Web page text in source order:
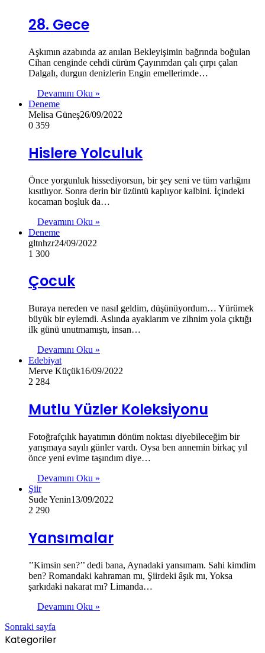
28. Gece
Aşkımın azabında az anılan Bekleyişimin bağrında boğulan
Cihan cenginde cehdi cürüm Çayırımdan çalı çırpı çalan
Dalgalı, durgun denizlerin Engin emellerimde…
Devamını Oku »
Deneme
Melisa Güneş26/09/2022
0 359
Hislere Yolculuk
Önce yorgunluk hissediyorsun, bir şey seni ve tüm varlığını
kısıtlıyor. Sonra derin bir üzüntü kaplıyor kalbini. İçindeki
kocaman boşluk da…
Devamını Oku »
Deneme
gltnhzr24/09/2022
1 300
Çocuk
Buraya nereden ve nasıl geldim, düşünüyordum… Yürümek
büyük bir eylemdi. Aslında ayaklarım ve zihnim yola çıktığı
ilk günü unutmamıştı, insan…
Devamını Oku »
Edebiyat
Merve Küçük16/09/2022
2 284
Mutlu Yüzler Koleksiyonu
Fotoğrafçılık hayatımın dönüm noktası diyebileceğim bir
yarışmaya sayılı günler vardı. Oysa ben annemin birkaç yıl
önce yeni evime taşındım diye…
Devamını Oku »
Şiir
Sude Yenin13/09/2022
2 290
Yansımalar
’’Kimsin sen?’’ dedi bana, Aynadaki yansımam. Sahi kimdim
ben? Romandaki kahraman mı, Şiirdeki âşık mı, Yoksa
şarkıdaki nakarat mı? Limanda…
Devamını Oku »
Sonraki sayfa
Kategoriler